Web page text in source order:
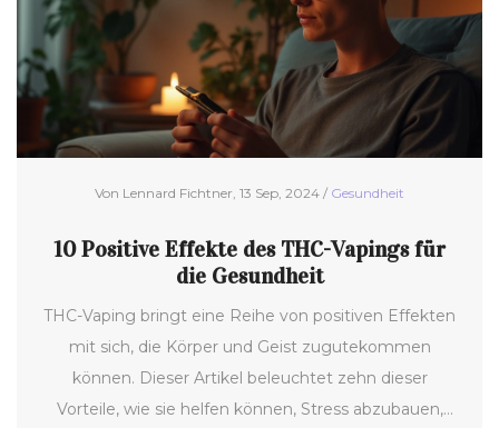
Von Lennard Fichtner, 13 Sep, 2024 / Gesundheit
10 Positive Effekte des THC-Vapings für
die Gesundheit
THC-Vaping bringt eine Reihe von positiven Effekten
mit sich, die Körper und Geist zugutekommen
können. Dieser Artikel beleuchtet zehn dieser
Vorteile, wie sie helfen können, Stress abzubauen,